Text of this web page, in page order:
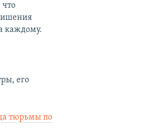
что
каждому.
его
тюрьмы по